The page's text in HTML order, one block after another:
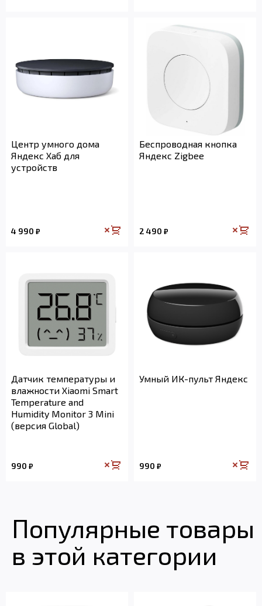
Центр умного дома
Яндекс Хаб для
устройств
4 990 ₽
Беспроводная кнопка
Яндекс Zigbee
2 490 ₽
Датчик температуры и
влажности Xiaomi Smart
Temperature and
Humidity Monitor 3 Mini
(версия Global)
990 ₽
Умный ИК-пульт Яндекс
990 ₽
Популярные товары
в этой категории